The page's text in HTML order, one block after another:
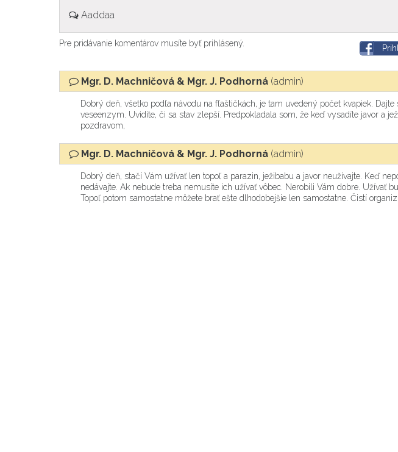
Aaddaa
Pre pridávanie komentárov musíte byť prihlásený.
Mgr. D. Machničová & Mgr. J. Podhorná (admin)
Dobrý deň, všetko podľa návodu na fľaštičkách, je tam uvedený počet kvapiek.
veseenzym. Uvidíte, či sa stav zlepší. Predpokladala som, že keď vysadíte javor a
pozdravom,
Mgr. D. Machničová & Mgr. J. Podhorná (admin)
Dobrý deň, stačí Vám užívať len topoľ a parazin, ježibabu a javor neužívajte. Keď
nedávajte. Ak nebude treba nemusíte ich užívať vôbec. Nerobili Vám dobre. Užívať
Topoľ potom samostatne môžete brať ešte dlhodobejšie len samostatne. Čistí